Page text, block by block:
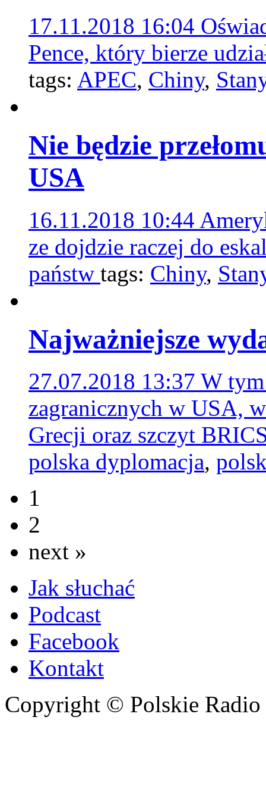
17.11.2018 16:04
Pence, który bierze
tags: APEC, Chiny,
Nie będzie
USA
16.11.2018 10:44
ze dojdzie raczej do
państw tags: Chiny,
Najważniejsze
27.07.2018 13:37 W
zagranicznych w USA,
Grecji oraz szczyt
polska dyplomacja,
1
2
next »
Jak słuchać
Podcast
Facebook
Kontakt
Copyright © Polskie